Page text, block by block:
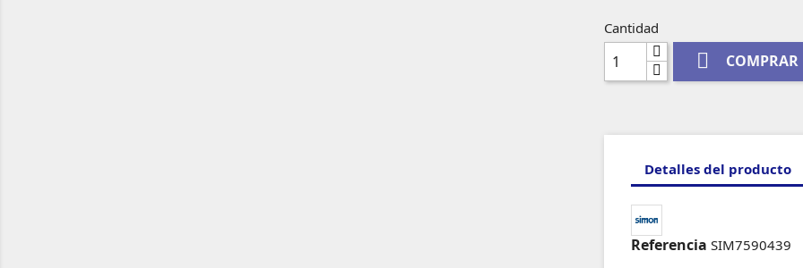
Cantidad
 COMPRAR
Detalles del producto
Referencia SIM7590439